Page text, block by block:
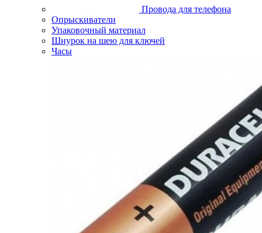
Провода для телефона
Опрыскиватели
Упаковочный материал
Шнурок на шею для ключей
Часы